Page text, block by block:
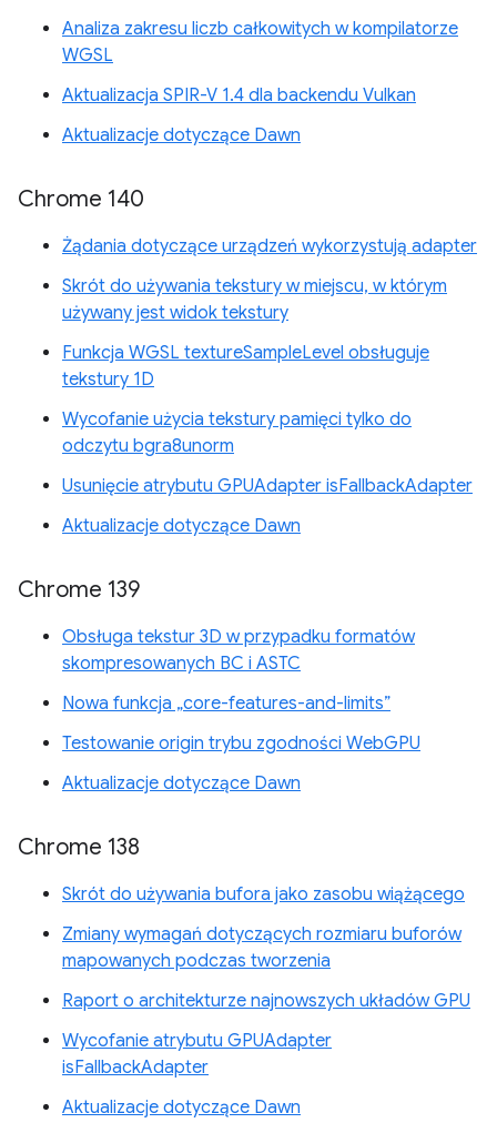
Analiza zakresu liczb całkowitych w kompilatorze
WGSL
Aktualizacja SPIR-V 1.4 dla backendu Vulkan
Aktualizacje dotyczące Dawn
Chrome 140
Żądania dotyczące urządzeń wykorzystują adapter
Skrót do używania tekstury w miejscu, w którym
używany jest widok tekstury
Funkcja WGSL textureSampleLevel obsługuje
tekstury 1D
Wycofanie użycia tekstury pamięci tylko do
odczytu bgra8unorm
Usunięcie atrybutu GPUAdapter isFallbackAdapter
Aktualizacje dotyczące Dawn
Chrome 139
Obsługa tekstur 3D w przypadku formatów
skompresowanych BC i ASTC
Nowa funkcja „core-features-and-limits”
Testowanie origin trybu zgodności WebGPU
Aktualizacje dotyczące Dawn
Chrome 138
Skrót do używania bufora jako zasobu wiążącego
Zmiany wymagań dotyczących rozmiaru buforów
mapowanych podczas tworzenia
Raport o architekturze najnowszych układów GPU
Wycofanie atrybutu GPUAdapter
isFallbackAdapter
Aktualizacje dotyczące Dawn